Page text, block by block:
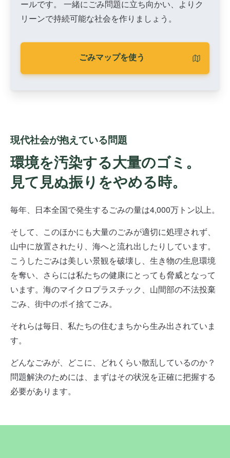
ールです。 一緒にごみ問題に立ち向かい、よりク
リーンで持続可能な社会を作りましょう。
ごみマップを使う
現代社会が抱えている問題
環境を汚染する大量のゴミ。
見て見ぬ振りをやめる時。
毎年、日本全国で発生するごみの量は4,000万トン以上。
そして、このほかにも大量のごみが適切に処理されず、
山中に放置されたり、海へと流れ出したりしています。
こうしたごみは美しい景観を破壊し、生き物の生息環境
を奪い、さらには私たちの健康にとっても脅威となって
います。海のマイクロプラスチック、山間部の不法投棄
ごみ、街中のポイ捨てごみ。
それらは毎日、私たちの住むまちから生み出されていま
す。
どんなごみが、どこに、どれくらい散乱しているのか？
問題解決のためには、まずはその状況を正確に把握する
必要があります。